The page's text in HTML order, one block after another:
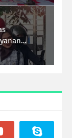
Lancar